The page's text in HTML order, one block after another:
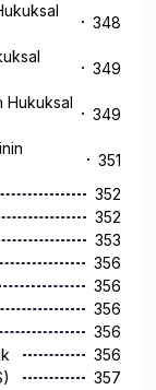
348
349
Hukuksal
349
351
352
352
353
356
356
356
356
356
357